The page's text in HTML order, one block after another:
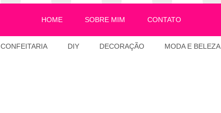
HOME SOBRE MIM CONTATO
CONFEITARIA DIY DECORAÇÃO MODA E BELEZA